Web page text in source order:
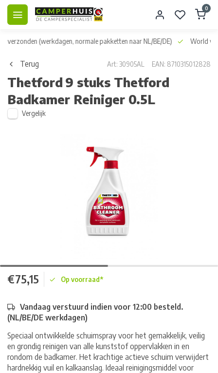
0
verzonden (werkdagen, normale pakketten naar NL/BE/DE) World
Terug Art: 30905AL EAN: 8710315012828
Thetford 9 stuks Thetford
Badkamer Reiniger 0.5L
Vergelijk
€75,15 Op voorraad*
Vandaag verstuurd indien voor 12:00 besteld.
(NL/BE/DE werkdagen)
Speciaal ontwikkelde schuimspray voor het gemakkelijk, veilig
en grondig reinigen van alle kunststof oppervlakken in en
rondom de badkamer. Het krachtige actieve schuim verwijdert
hardnekkig vuil en kalkaanslag. Ideaal reinigingsmiddel voor